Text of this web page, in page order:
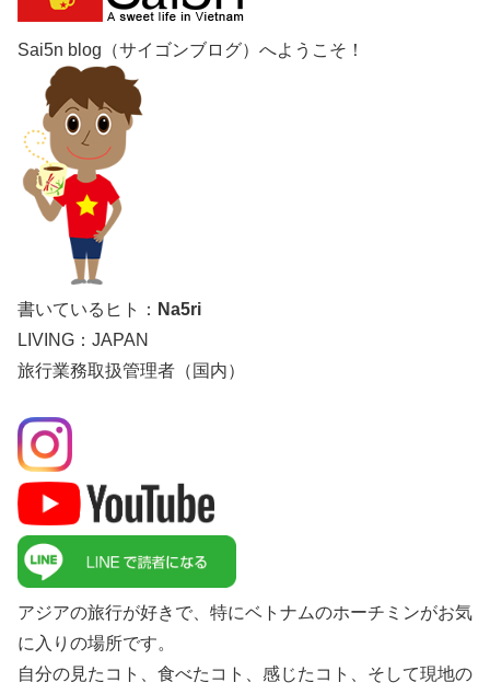
Sai5n blog（サイゴンブログ）へようこそ！
書いているヒト： Na5ri
LIVING：JAPAN
旅行業務取扱管理者（国内）
アジアの旅行が好きで、特にベトナムのホーチミンがお気
に入りの場所です。
自分の見たコト、食べたコト、感じたコト、そして現地の